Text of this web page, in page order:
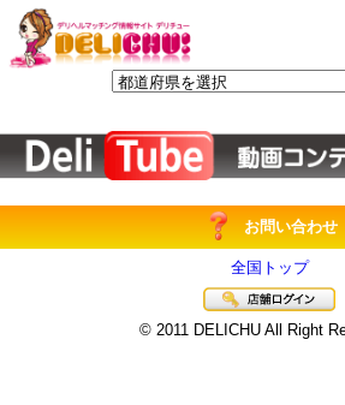
お問い合わせ
全国トップ
© 2011 DELICHU All Right